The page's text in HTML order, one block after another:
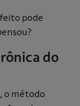
pode
do
o método